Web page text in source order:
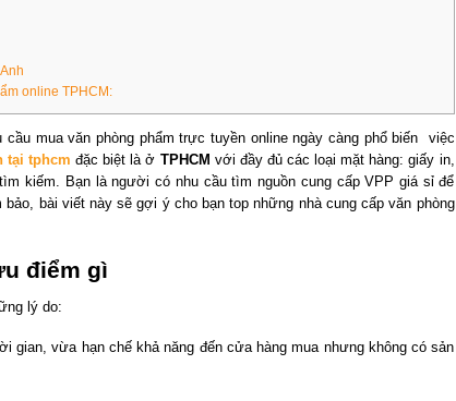
online TPHCM:
mua văn phòng phẩm trực tuyền online ngày càng phổ biến việc
tại tphcm đặc biệt là ở TPHCM với đầy đủ các loại mặt hàng: giấy in,
kiếm. Bạn là người có nhu cầu tìm nguồn cung cấp VPP giá sỉ để
bài viết này sẽ gợi ý cho bạn top những nhà cung cấp văn phòng
điểm gì
lý do:
vừa hạn chế khả năng đến cửa hàng mua nhưng không có sản